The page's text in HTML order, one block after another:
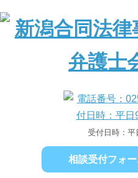
受付日時：平
相談受付フォー